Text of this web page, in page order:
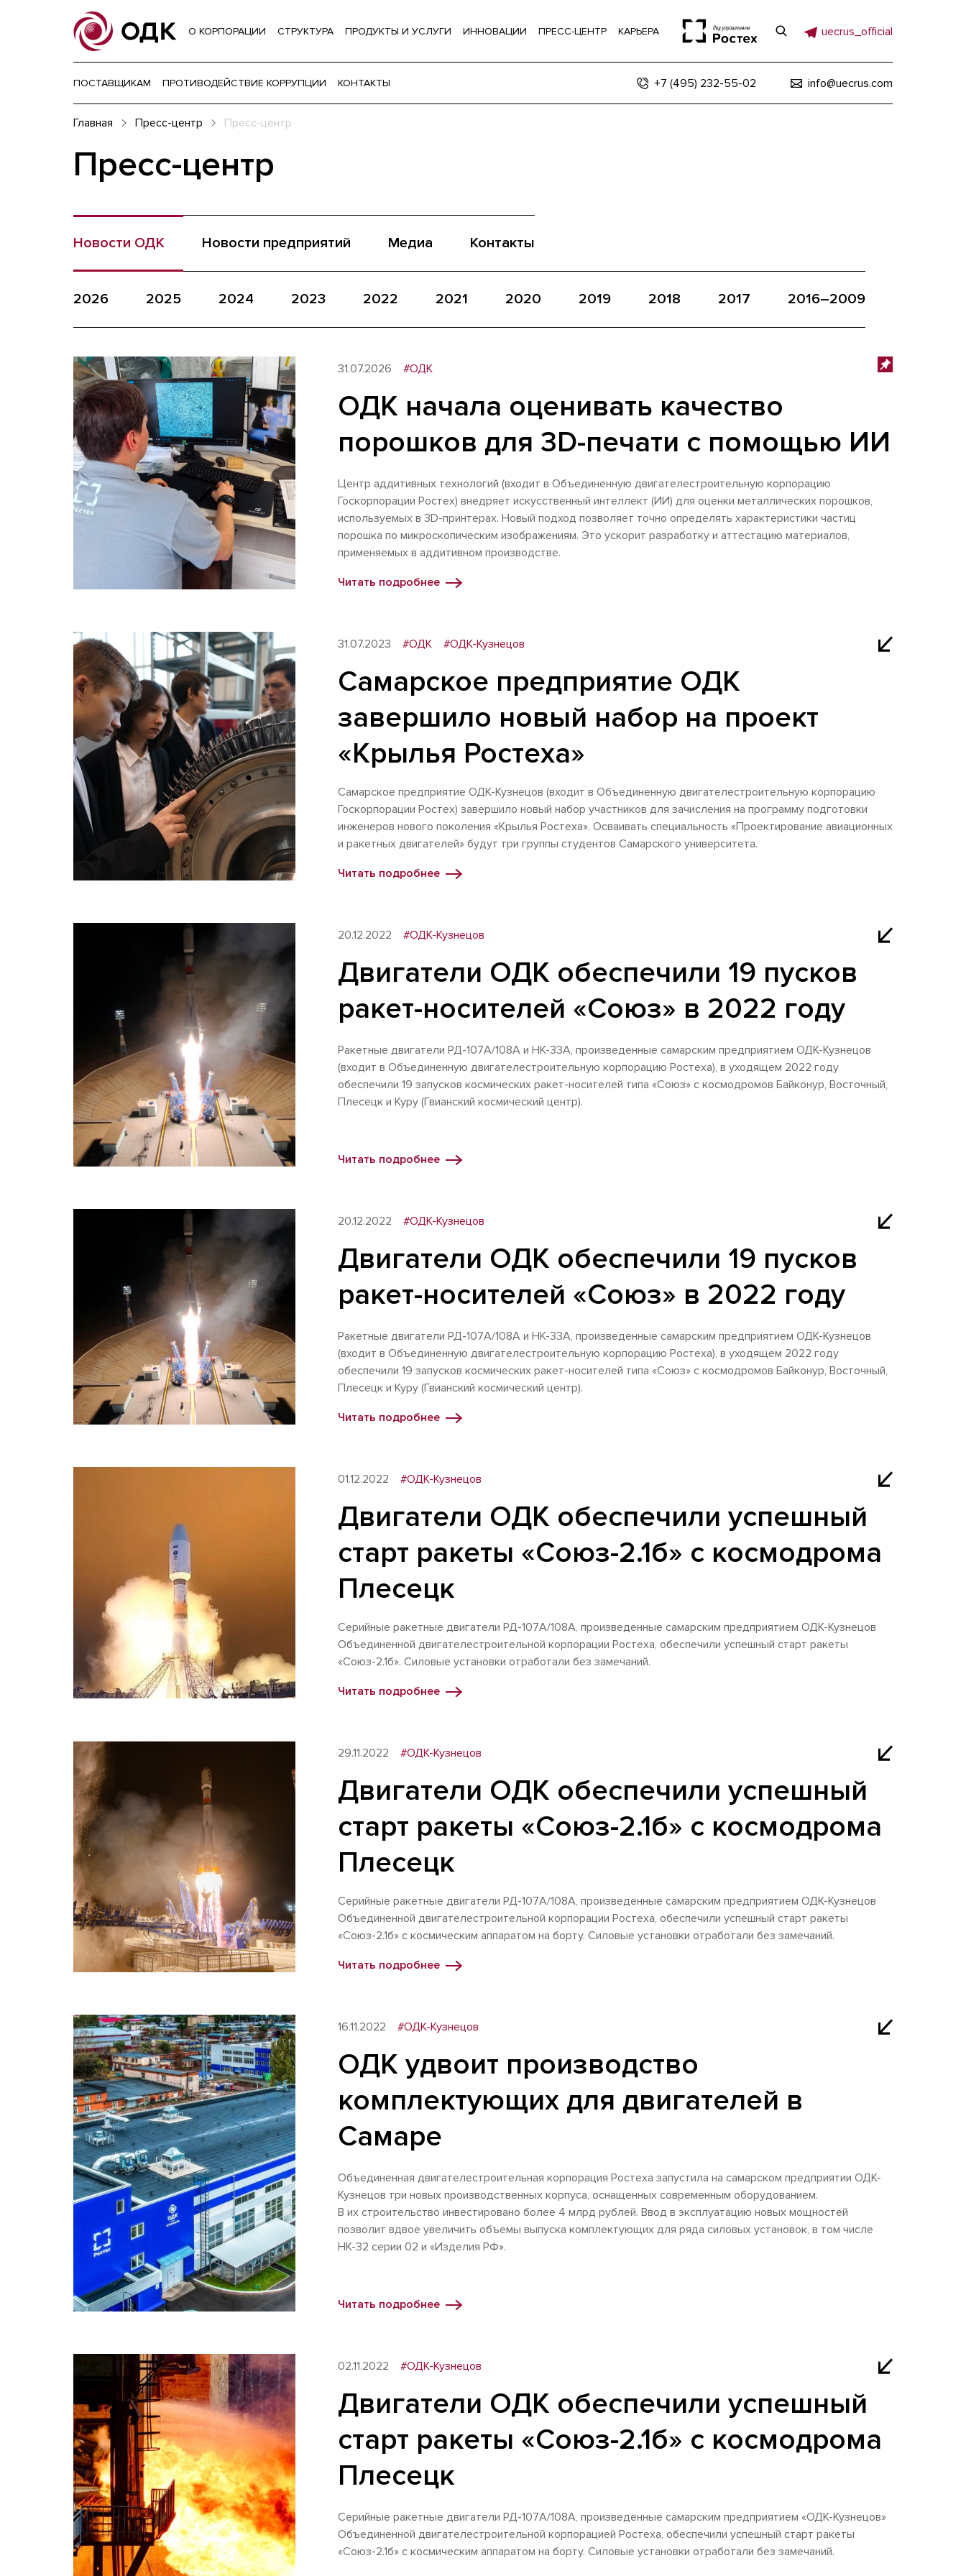
О КОРПОРАЦИИ СТРУКТУРА ПРОДУКТЫ И УСЛУГИ ИННОВАЦИИ ПРЕСС-ЦЕНТР КАРЬЕРА uecrus_official
ПОСТАВЩИКАМ ПРОТИВОДЕЙСТВИЕ КОРРУПЦИИ КОНТАКТЫ +7 (495) 232-55-02 info@uecrus.com
Главная Пресс-центр Пресс-центр
Пресс-центр
Новости ОДК Новости предприятий Медиа Контакты
2026 2025 2024 2023 2022 2021 2020 2019 2018 2017 2016–2009
31.07.2026 #ОДК
ОДК начала оценивать качество
порошков для 3D-печати с помощью ИИ
Центр аддитивных технологий (входит в Объединенную двигателестроительную корпорацию
Госкорпорации Ростех) внедряет искусственный интеллект (ИИ) для оценки металлических порошков,
используемых в 3D-принтерах. Новый подход позволяет точно определять характеристики частиц
порошка по микроскопическим изображениям. Это ускорит разработку и аттестацию материалов,
применяемых в аддитивном производстве.
Читать подробнее
31.07.2023 #ОДК #ОДК-Кузнецов
Самарское предприятие ОДК
завершило новый набор на проект
«Крылья Ростеха»
Самарское предприятие ОДК-Кузнецов (входит в Объединенную двигателестроительную корпорацию
Госкорпорации Ростех) завершило новый набор участников для зачисления на программу подготовки
инженеров нового поколения «Крылья Ростеха». Осваивать специальность «Проектирование авиационных
и ракетных двигателей» будут три группы студентов Самарского университета.
Читать подробнее
20.12.2022 #ОДК-Кузнецов
Двигатели ОДК обеспечили 19 пусков
ракет-носителей «Союз» в 2022 году
Ракетные двигатели РД-107А/108А и НК-33А, произведенные самарским предприятием ОДК-Кузнецов
(входит в Объединенную двигателестроительную корпорацию Ростеха), в уходящем 2022 году
обеспечили 19 запусков космических ракет-носителей типа «Союз» с космодромов Байконур, Восточный,
Плесецк и Куру (Гвианский космический центр).
Читать подробнее
20.12.2022 #ОДК-Кузнецов
Двигатели ОДК обеспечили 19 пусков
ракет-носителей «Союз» в 2022 году
Ракетные двигатели РД-107А/108А и НК-33А, произведенные самарским предприятием ОДК-Кузнецов
(входит в Объединенную двигателестроительную корпорацию Ростеха), в уходящем 2022 году
обеспечили 19 запусков космических ракет-носителей типа «Союз» с космодромов Байконур, Восточный,
Плесецк и Куру (Гвианский космический центр).
Читать подробнее
01.12.2022 #ОДК-Кузнецов
Двигатели ОДК обеспечили успешный
старт ракеты «Союз-2.1б» с космодрома
Плесецк
Серийные ракетные двигатели РД-107А/108А, произведенные самарским предприятием ОДК-Кузнецов
Объединенной двигателестроительной корпорации Ростеха, обеспечили успешный старт ракеты
«Союз-2.1б». Силовые установки отработали без замечаний.
Читать подробнее
29.11.2022 #ОДК-Кузнецов
Двигатели ОДК обеспечили успешный
старт ракеты «Союз-2.1б» с космодрома
Плесецк
Серийные ракетные двигатели РД-107А/108А, произведенные самарским предприятием ОДК-Кузнецов
Объединенной двигателестроительной корпорации Ростеха, обеспечили успешный старт ракеты
«Союз-2.1б» с космическим аппаратом на борту. Силовые установки отработали без замечаний.
Читать подробнее
16.11.2022 #ОДК-Кузнецов
ОДК удвоит производство
комплектующих для двигателей в
Самаре
Объединенная двигателестроительная корпорация Ростеха запустила на самарском предприятии ОДК-
Кузнецов три новых производственных корпуса, оснащенных современным оборудованием.
В их строительство инвестировано более 4 млрд рублей. Ввод в эксплуатацию новых мощностей
позволит вдвое увеличить объемы выпуска комплектующих для ряда силовых установок, в том числе
НК-32 серии 02 и «Изделия РФ».
Читать подробнее
02.11.2022 #ОДК-Кузнецов
Двигатели ОДК обеспечили успешный
старт ракеты «Союз-2.1б» с космодрома
Плесецк
Серийные ракетные двигатели РД-107А/108А, произведенные самарским предприятием «ОДК-Кузнецов»
Объединенной двигателестроительной корпорацией Ростеха, обеспечили успешный старт ракеты
«Союз-2.1б» с космическим аппаратом на борту. Силовые установки отработали без замечаний.